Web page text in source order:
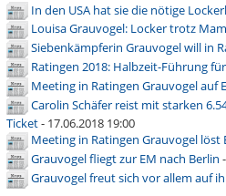
In den USA hat sie die nötige
Louisa Grauvogel: Locker trotz
Siebenkämpferin Grauvogel will in
Ratingen 2018: Halbzeit-Führung
Meeting in Ratingen Grauvogel auf
Carolin Schäfer reist mit starken
Ticket- 17.06.2018 19:00
Meeting in Ratingen Grauvogel löst
Grauvogel fliegt zur EM nach Berlin
Grauvogel freut sich vor allem auf